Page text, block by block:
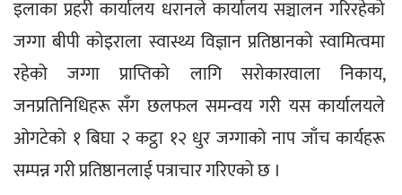
इलाका प्रहरी कार्यालय धरानले कार्यालय सञ्चालन गरिरहेको
जग्गा बीपी कोइराला स्वास्थ्य विज्ञान प्रतिष्ठानको स्वामित्वमा
रहेको जग्गा प्राप्तिको लागि सरोकारवाला निकाय,
जनप्रतिनिधिहरू सँग छलफल समन्वय गरी यस कार्यालयले
ओगटेको १ बिघा २ कट्ठा १२ धुर जग्गाको नाप जाँच कार्यहरू
सम्पन्न गरी प्रतिष्ठानलाई पत्राचार गरिएको छ ।